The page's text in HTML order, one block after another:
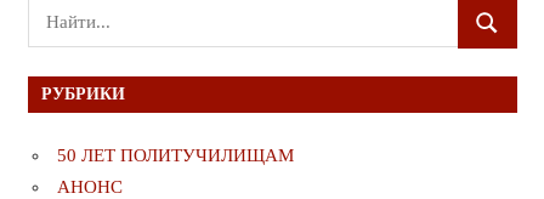
Поиск
для:
ПОИСК
РУБРИКИ
50 ЛЕТ ПОЛИТУЧИЛИЩАМ
АНОНС